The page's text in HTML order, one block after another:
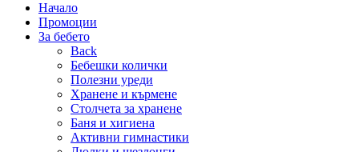
Начало
Промоции
За бебето
Back
Бебешки колички
Полезни уреди
Хранене и кърмене
Столчета за хранене
Баня и хигиена
Активни гимнастики